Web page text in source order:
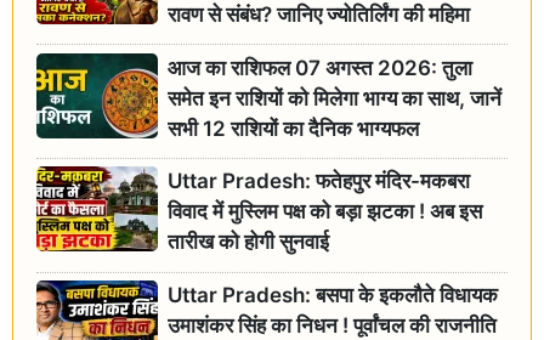
रावण से संबंध? जानिए ज्योतिर्लिंग की महिमा
आज का राशिफल 07 अगस्त 2026: तुला
समेत इन राशियों को मिलेगा भाग्य का साथ, जानें
सभी 12 राशियों का दैनिक भाग्यफल
Uttar Pradesh: फतेहपुर मंदिर-मकबरा
विवाद में मुस्लिम पक्ष को बड़ा झटका ! अब इस
तारीख को होगी सुनवाई
Uttar Pradesh: बसपा के इकलौते विधायक
उमाशंकर सिंह का निधन ! पूर्वांचल की राजनीति